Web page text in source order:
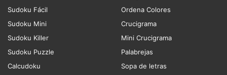
Sudoku Fácil
Sudoku Mini
Sudoku Killer
Sudoku Puzzle
Calcudoku
Ordena Colores
Crucigrama
Mini Crucigrama
Palabrejas
Sopa de letras